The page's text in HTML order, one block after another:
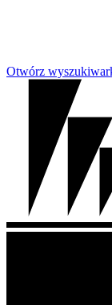
Otwórz